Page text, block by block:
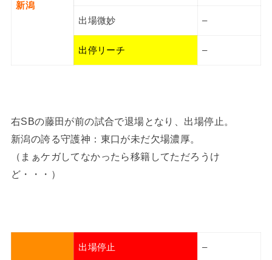
新潟
出場微妙 –
出停リーチ –
右SBの藤田が前の試合で退場となり、出場停止。
新潟の誇る守護神：東口が未だ欠場濃厚。
（まぁケガしてなかったら移籍してただろうけ
ど・・・）
出場停止 –